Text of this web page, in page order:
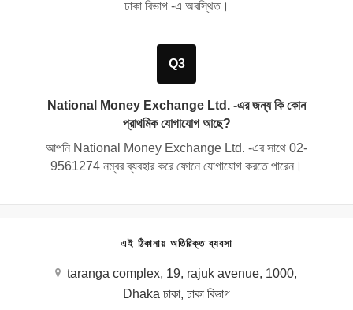
ঢাকা বিভাগ-এ অবস্থিত।
Q3
National Money Exchange Ltd. -এর জন্য কি কোন
প্রাথমিক যোগাযোগ আছে?
আপনি National Money Exchange Ltd. -এর সাথে 02-
9561274 নম্বর ব্যবহার করে ফোনে যোগাযোগ করতে পারেন।
এই ঠিকানায় অতিরিক্ত ব্যবসা
taranga complex, 19, rajuk avenue, 1000,
Dhaka ঢাকা, ঢাকা বিভাগ